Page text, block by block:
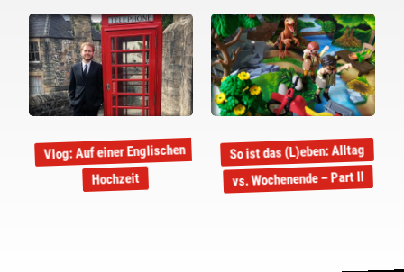
Vlog: Auf einer Englischen
Hochzeit
So ist das (L)eben: Alltag
vs. Wochenende – Part II